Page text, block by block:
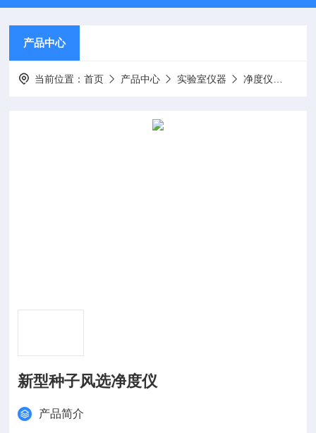
产品中心
当前位置：首页 产品中心 实验室仪器 净度仪
新型种子风选净度仪
产品简介